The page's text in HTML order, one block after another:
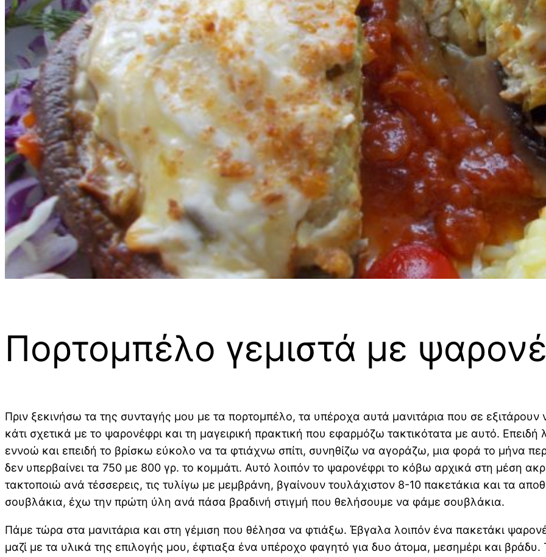
Πορτομπέλο γεμιστά με
Πριν ξεκινήσω τα της συνταγής μου με τα πορτομπέλο, τα υπέροχα αυτά μανιτάρια που σε εξιτάρουν
κάτι σχετικά με το ψαρονέφρι και τη μαγειρική πρακτική που εφαρμόζω τακτικότατα με αυτό.
εννοώ και επειδή το βρίσκω εύκολο να τα φτιάχνω σπίτι, συνηθίζω να αγοράζω, μια φορά το μήνα
δεν υπερβαίνει τα 750 με 800 γρ. το κομμάτι. Αυτό λοιπόν το ψαρονέφρι το κόβω αρχικά στη μέση
τακτοποιώ ανά τέσσερεις, τις τυλίγω με μεμβράνη, βγαίνουν τουλάχιστον 8-10 πακετάκια και τα
σουβλάκια, έχω την πρώτη ύλη ανά πάσα βραδινή στιγμή που θελήσουμε να φάμε σουβλάκια.
Πάμε τώρα στα μανιτάρια και στη γέμιση που θέλησα να φτιάξω. Έβγαλα λοιπόν ένα πακετάκι
μαζί με τα υλικά της επιλογής μου, έφτιαξα ένα υπέροχο φαγητό για δυο άτομα, μεσημέρι και